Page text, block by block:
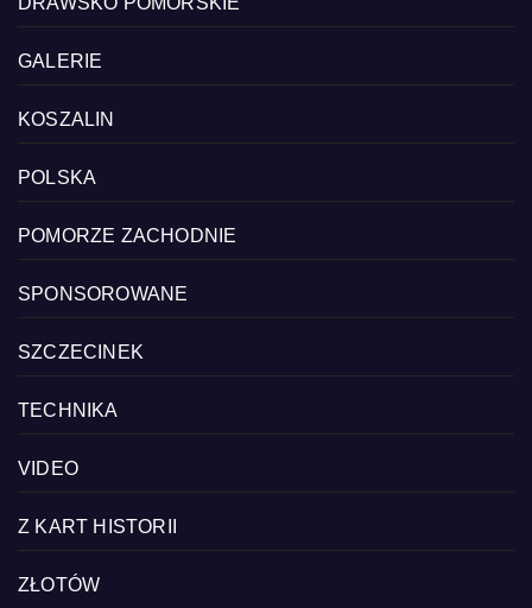
GALERIE
KOSZALIN
POLSKA
POMORZE ZACHODNIE
SPONSOROWANE
SZCZECINEK
TECHNIKA
VIDEO
Z KART HISTORII
ZŁOTÓW